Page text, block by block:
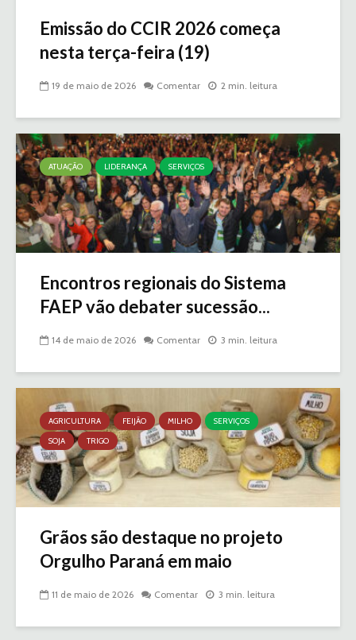
Emissão do CCIR 2026 começa
nesta terça-feira (19)
19 de maio de 2026 Comentar 2 min. leitura
ATUAÇÃO LIDERANÇA SERVIÇOS
Encontros regionais do Sistema
FAEP vão debater sucessão...
14 de maio de 2026 Comentar 3 min. leitura
AGRICULTURA FEIJÃO MILHO
SERVIÇOS
SOJA
TRIGO
Grãos são destaque no projeto
Orgulho Paraná em maio
11 de maio de 2026 Comentar 3 min. leitura